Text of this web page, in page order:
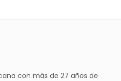
con más de 27 años de